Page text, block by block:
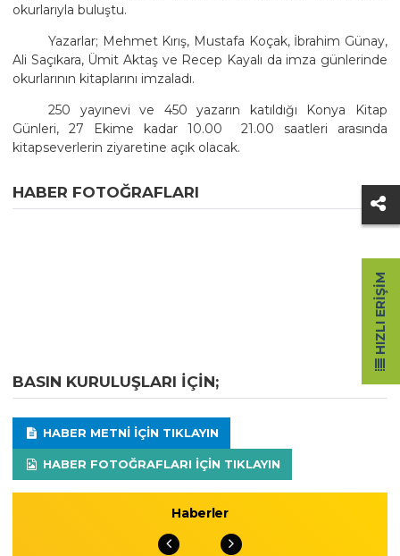
okurlarıyla buluştu.
Yazarlar; Mehmet Kırış, Mustafa Koçak, İbrahim Günay,
Ali Saçıkara, Ümit Aktaş ve Recep Kayalı da imza günlerinde
okurlarının kitaplarını imzaladı.
250 yayınevi ve 450 yazarın katıldığı Konya Kitap
Günleri, 27 Ekime kadar 10.00  21.00 saatleri arasında
kitapseverlerin ziyaretine açık olacak.
HABER FOTOĞRAFLARI
BASIN KURULUŞLARI IÇIN;
HABER METNI IÇIN TIKLAYIN
HABER FOTOĞRAFLARI IÇIN TIKLAYIN
Haberler
HIZLI ERIŞIM